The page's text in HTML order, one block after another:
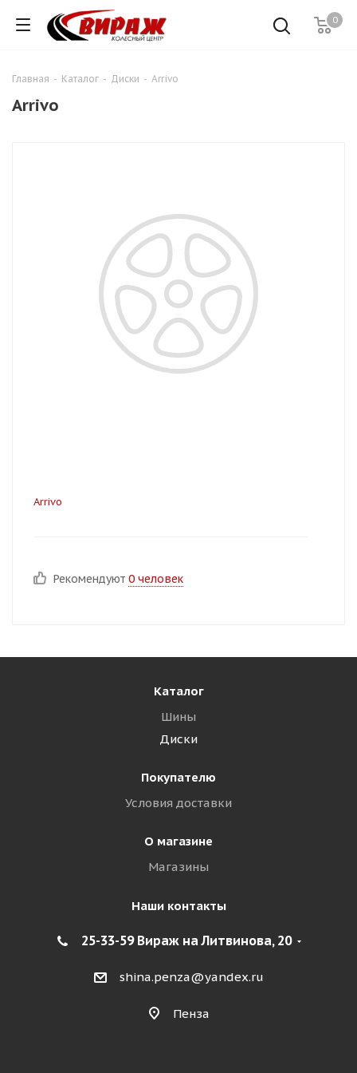
0
Главная - Каталог - Диски - Arrivo
Arrivo
Arrivo
Рекомендуют 0 человек
Каталог
Шины
Диски
Покупателю
Условия доставки
О магазине
Магазины
Наши контакты
25-33-59 Вираж на Литвинова, 20
shina.penza@yandex.ru
Пенза